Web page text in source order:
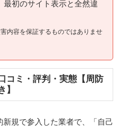
最初のサイト表示と全然違
内容を保証するものではありませ
コミ・評判・実態【周防
】
新規で参入した業者で、「自己